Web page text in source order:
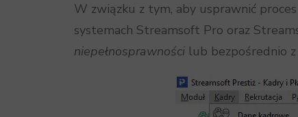
W związku z tym, aby usprawnić
systemach Streamsoft Pro oraz
niepełnosprawności lub bezpośrednio